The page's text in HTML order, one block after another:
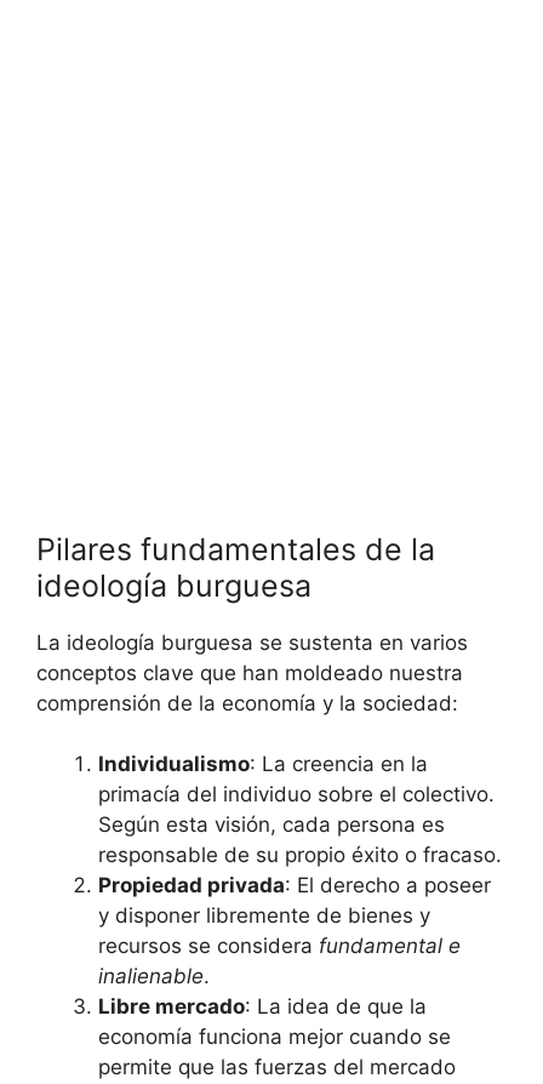
Pilares fundamentales de la
ideología burguesa
La ideología burguesa se sustenta en varios
conceptos clave que han moldeado nuestra
comprensión de la economía y la sociedad:
Individualismo: La creencia en la
primacía del individuo sobre el colectivo.
Según esta visión, cada persona es
responsable de su propio éxito o fracaso.
Propiedad privada: El derecho a poseer
y disponer libremente de bienes y
recursos se considera fundamental e
inalienable.
Libre mercado: La idea de que la
economía funciona mejor cuando se
permite que las fuerzas del mercado